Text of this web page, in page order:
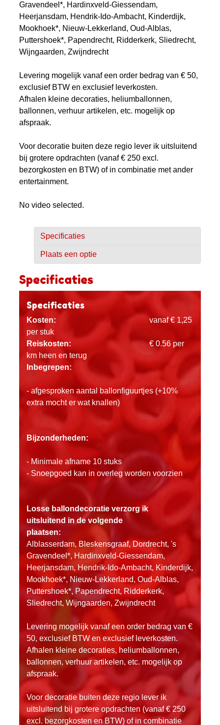
Gravendeel*, Hardinxveld-Giessendam,
Heerjansdam, Hendrik-Ido-Ambacht, Kinderdijk,
Mookhoek*, Nieuw-Lekkerland, Oud-Alblas,
Puttershoek*, Papendrecht, Ridderkerk, Sliedrecht,
Wijngaarden, Zwijndrecht
Levering mogelijk vanaf een order bedrag van € 50,
exclusief BTW en exclusief leverkosten.
Afhalen kleine decoraties, heliumballonnen,
ballonnen, verhuur artikelen, etc. mogelijk op
afspraak.
Voor decoratie buiten deze regio lever ik uitsluitend
bij grotere opdrachten (vanaf € 250 excl.
bezorgkosten en BTW) of in combinatie met ander
entertainment.
No video selected.
Specificaties
Plaats een optie
Specificaties
Specificaties
Kosten:
vanaf € 1,25
per stuk
Reiskosten:
€ 0.56 per
km heen en terug
Inbegrepen:
- afgesproken aantal ballonfiguurtjes (+10%
extra mocht er wat knallen)
Bijzonderheden:
- Minimale afname 10 stuks
- Snoepgoed kan in overleg worden voorzien
Losse ballondecoratie verzorg ik
uitsluitend in de volgende
plaatsen:
Alblasserdam, Bleskensgraaf, Dordrecht, 's
Gravendeel*, Hardinxveld-Giessendam,
Heerjansdam, Hendrik-Ido-Ambacht, Kinderdijk,
Mookhoek*, Nieuw-Lekkerland, Oud-Alblas,
Puttershoek*, Papendrecht, Ridderkerk,
Sliedrecht, Wijngaarden, Zwijndrecht
Levering mogelijk vanaf een order bedrag van €
50, exclusief BTW en exclusief leverkosten.
Afhalen kleine decoraties, heliumballonnen,
ballonnen, verhuur artikelen, etc. mogelijk op
afspraak.
Voor decoratie buiten deze regio lever ik
uitsluitend bij grotere opdrachten (vanaf € 250
excl. bezorgkosten en BTW) of in combinatie